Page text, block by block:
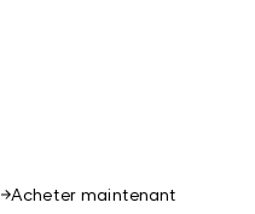
Acheter maintenant